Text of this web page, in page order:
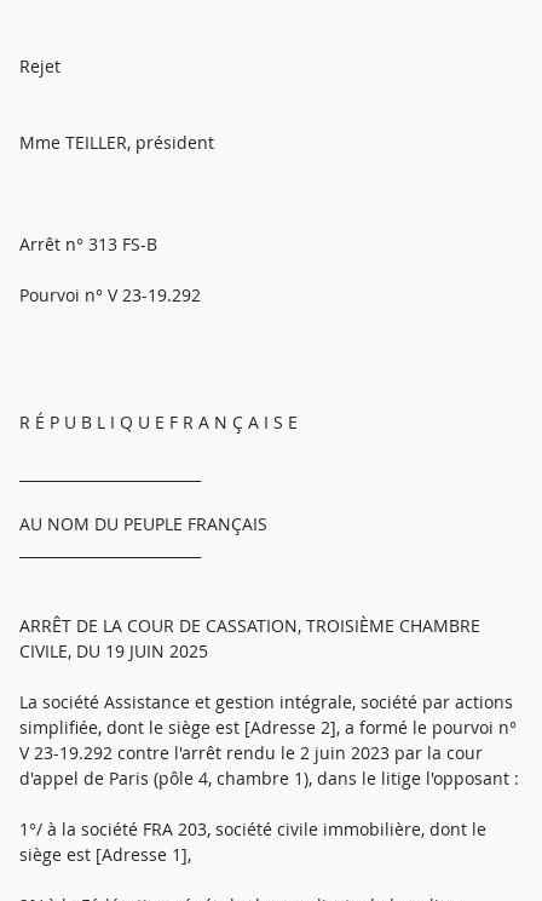
Rejet
Mme TEILLER, président
Arrêt n° 313 FS-B
Pourvoi n° V 23-19.292
R É P U B L I Q U E F R A N Ç A I S E
AU NOM DU PEUPLE FRANÇAIS
ARRÊT DE LA COUR DE CASSATION, TROISIÈME CHAMBRE
CIVILE, DU 19 JUIN 2025
La société Assistance et gestion intégrale, société par actions
simplifiée, dont le siège est [Adresse 2], a formé le pourvoi n°
V 23-19.292 contre l'arrêt rendu le 2 juin 2023 par la cour
d'appel de Paris (pôle 4, chambre 1), dans le litige l'opposant :
1°/ à la société FRA 203, société civile immobilière, dont le
siège est [Adresse 1],